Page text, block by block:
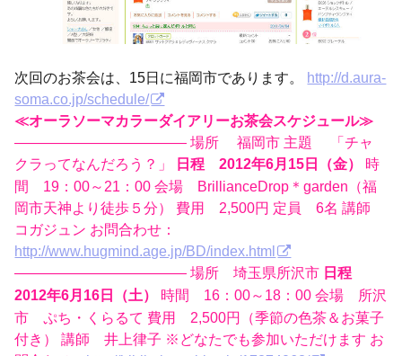
次回のお茶会は、15日に福岡市であります。 http://d.aura-
soma.co.jp/schedule/
≪オーラソーマカラーダイアリーお茶会スケジュール≫
———————————— 場所 福岡市 主題 「チャ
クラってなんだろう？」
日程 2012年6月15日（金）
時
間 19：00～21：00 会場 BrillianceDrop＊garden（福
岡市天神より徒歩５分） 費用 2,500円 定員 6名 講師
コガジュン お問合わせ：
http://www.hugmind.age.jp/BD/index.html
———————————— 場所 埼玉県所沢市 日程
2012年6月16日（土）
時間 16：00～18：00 会場 所沢
市 ぷち・くらるて 費用 2,500円（季節の色茶＆お菓子
付き） 講師 井上律子 ※どなたでも参加いただけます お